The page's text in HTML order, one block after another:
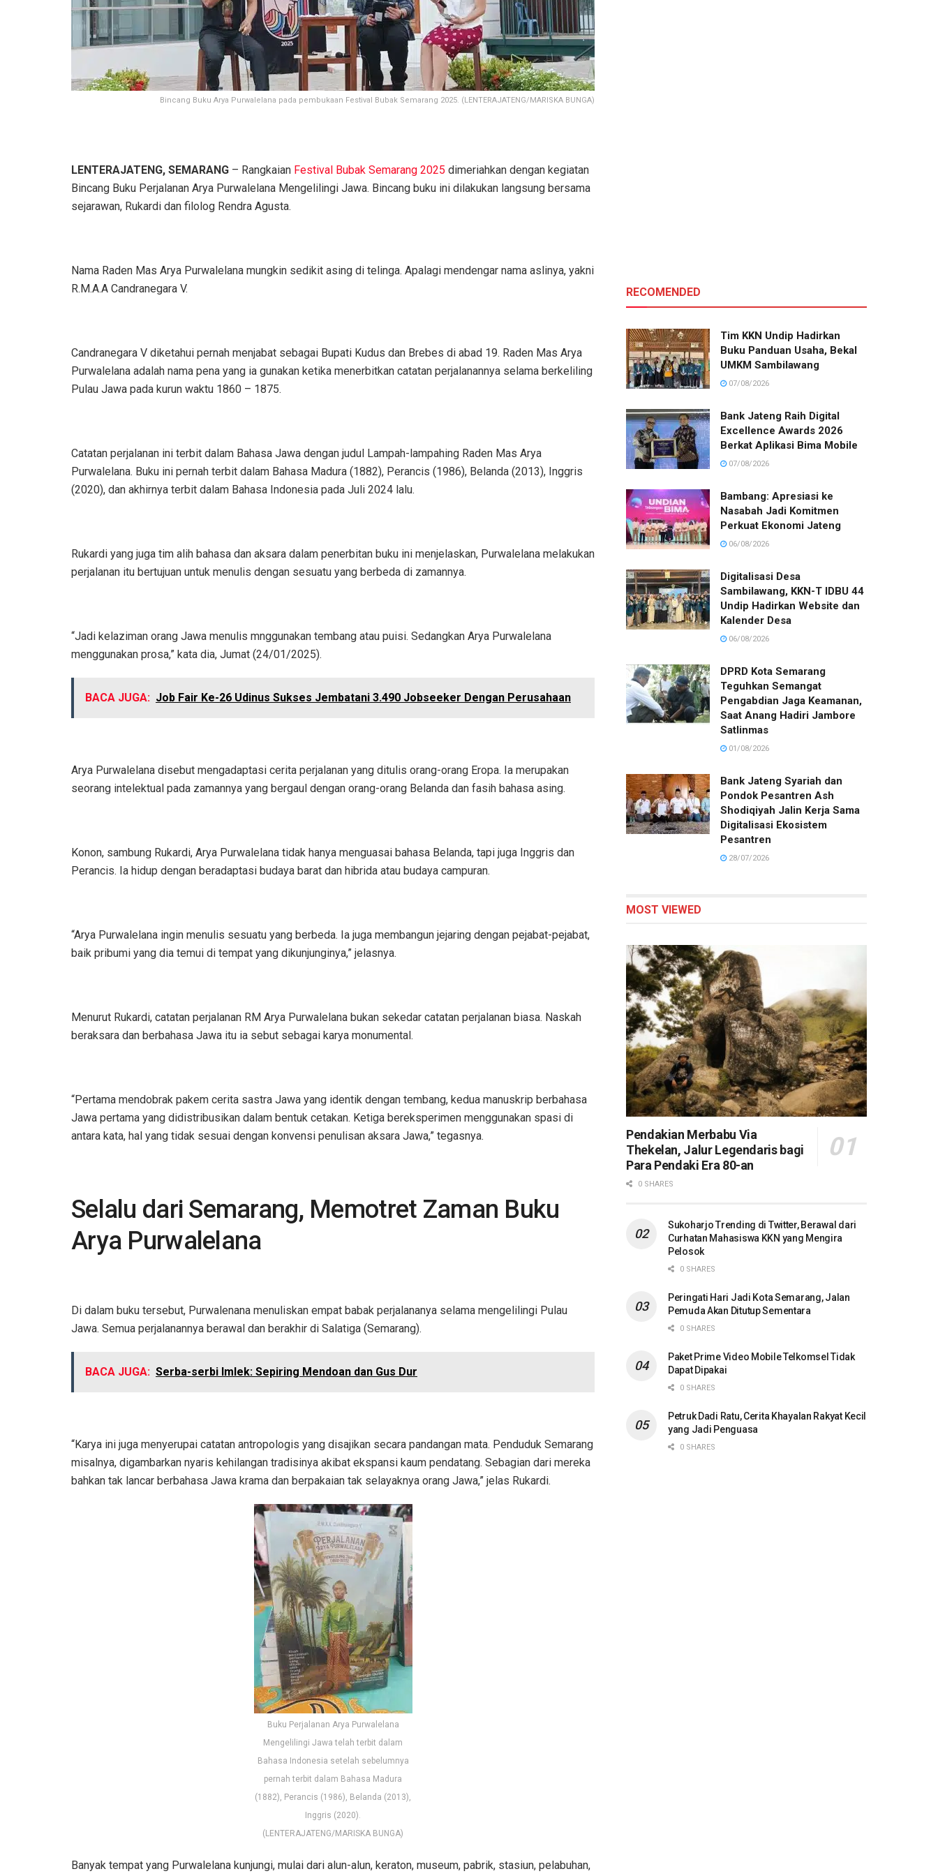
Bincang Buku Arya Purwalelana pada pembukaan Festival Bubak Semarang 2025. (LENTERAJATENG/MARISKA BUNGA)
LENTERAJATENG, SEMARANG – Rangkaian Festival Bubak Semarang 2025 dimeriahkan dengan kegiatan
Bincang Buku Perjalanan Arya Purwalelana Mengelilingi Jawa. Bincang buku ini dilakukan langsung bersama
sejarawan, Rukardi dan filolog Rendra Agusta.
Nama Raden Mas Arya Purwalelana mungkin sedikit asing di telinga. Apalagi mendengar nama aslinya, yakni
R.M.A.A Candranegara V.
Candranegara V diketahui pernah menjabat sebagai Bupati Kudus dan Brebes di abad 19. Raden Mas Arya
Purwalelana adalah nama pena yang ia gunakan ketika menerbitkan catatan perjalanannya selama berkeliling
Pulau Jawa pada kurun waktu 1860 – 1875.
Catatan perjalanan ini terbit dalam Bahasa Jawa dengan judul Lampah-lampahing Raden Mas Arya
Purwalelana. Buku ini pernah terbit dalam Bahasa Madura (1882), Perancis (1986), Belanda (2013), Inggris
(2020), dan akhirnya terbit dalam Bahasa Indonesia pada Juli 2024 lalu.
Rukardi yang juga tim alih bahasa dan aksara dalam penerbitan buku ini menjelaskan, Purwalelana melakukan
perjalanan itu bertujuan untuk menulis dengan sesuatu yang berbeda di zamannya.
“Jadi kelaziman orang Jawa menulis mnggunakan tembang atau puisi. Sedangkan Arya Purwalelana
menggunakan prosa,” kata dia, Jumat (24/01/2025).
BACA JUGA: Job Fair Ke-26 Udinus Sukses Jembatani 3.490 Jobseeker Dengan Perusahaan
Arya Purwalelana disebut mengadaptasi cerita perjalanan yang ditulis orang-orang Eropa. Ia merupakan
seorang intelektual pada zamannya yang bergaul dengan orang-orang Belanda dan fasih bahasa asing.
Konon, sambung Rukardi, Arya Purwalelana tidak hanya menguasai bahasa Belanda, tapi juga Inggris dan
Perancis. Ia hidup dengan beradaptasi budaya barat dan hibrida atau budaya campuran.
“Arya Purwalelana ingin menulis sesuatu yang berbeda. Ia juga membangun jejaring dengan pejabat-pejabat,
baik pribumi yang dia temui di tempat yang dikunjunginya,” jelasnya.
Menurut Rukardi, catatan perjalanan RM Arya Purwalelana bukan sekedar catatan perjalanan biasa. Naskah
beraksara dan berbahasa Jawa itu ia sebut sebagai karya monumental.
“Pertama mendobrak pakem cerita sastra Jawa yang identik dengan tembang, kedua manuskrip berbahasa
Jawa pertama yang didistribusikan dalam bentuk cetakan. Ketiga bereksperimen menggunakan spasi di
antara kata, hal yang tidak sesuai dengan konvensi penulisan aksara Jawa,” tegasnya.
Selalu dari Semarang, Memotret Zaman Buku
Arya Purwalelana
Di dalam buku tersebut, Purwalenana menuliskan empat babak perjalananya selama mengelilingi Pulau
Jawa. Semua perjalanannya berawal dan berakhir di Salatiga (Semarang).
BACA JUGA: Serba-serbi Imlek: Sepiring Mendoan dan Gus Dur
“Karya ini juga menyerupai catatan antropologis yang disajikan secara pandangan mata. Penduduk Semarang
misalnya, digambarkan nyaris kehilangan tradisinya akibat ekspansi kaum pendatang. Sebagian dari mereka
bahkan tak lancar berbahasa Jawa krama dan berpakaian tak selayaknya orang Jawa,” jelas Rukardi.
Buku Perjalanan Arya Purwalelana
Mengelilingi Jawa telah terbit dalam
Bahasa Indonesia setelah sebelumnya
pernah terbit dalam Bahasa Madura
(1882), Perancis (1986), Belanda (2013),
Inggris (2020).
(LENTERAJATENG/MARISKA BUNGA)
Banyak tempat yang Purwalelana kunjungi, mulai dari alun-alun, keraton, museum, pabrik, stasiun, pelabuhan,
RECOMENDED
Tim KKN Undip Hadirkan
Buku Panduan Usaha, Bekal
UMKM Sambilawang
07/08/2026
Bank Jateng Raih Digital
Excellence Awards 2026
Berkat Aplikasi Bima Mobile
07/08/2026
Bambang: Apresiasi ke
Nasabah Jadi Komitmen
Perkuat Ekonomi Jateng
06/08/2026
Digitalisasi Desa
Sambilawang, KKN-T IDBU 44
Undip Hadirkan Website dan
Kalender Desa
06/08/2026
DPRD Kota Semarang
Teguhkan Semangat
Pengabdian Jaga Keamanan,
Saat Anang Hadiri Jambore
Satlinmas
01/08/2026
Bank Jateng Syariah dan
Pondok Pesantren Ash
Shodiqiyah Jalin Kerja Sama
Digitalisasi Ekosistem
Pesantren
28/07/2026
MOST VIEWED
Pendakian Merbabu Via
Thekelan, Jalur Legendaris bagi
Para Pendaki Era 80-an
0 SHARES
Sukoharjo Trending di Twitter, Berawal dari
Curhatan Mahasiswa KKN yang Mengira
Pelosok
0 SHARES
Peringati Hari Jadi Kota Semarang, Jalan
Pemuda Akan Ditutup Sementara
0 SHARES
Paket Prime Video Mobile Telkomsel Tidak
Dapat Dipakai
0 SHARES
Petruk Dadi Ratu, Cerita Khayalan Rakyat Kecil
yang Jadi Penguasa
0 SHARES